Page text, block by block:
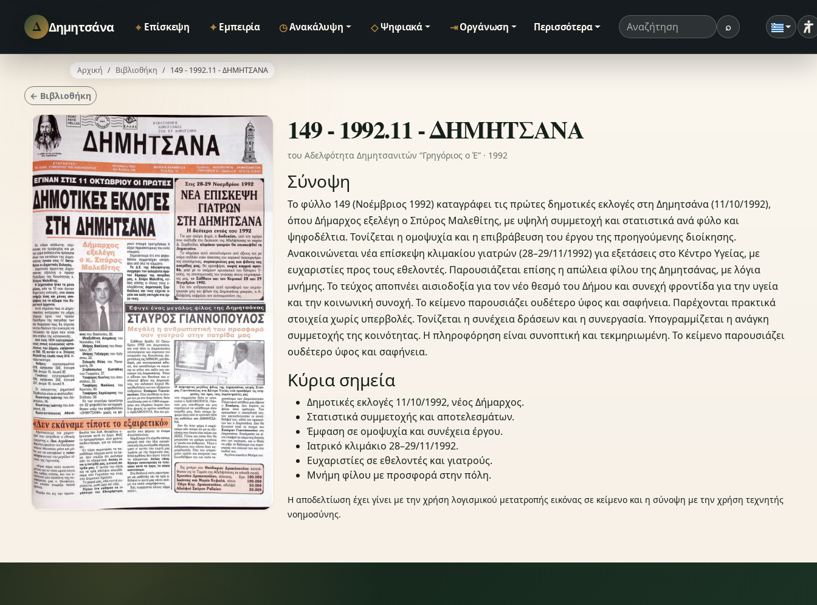
Δ Δημητσάνα ⌖ Επίσκεψη ✦ Εμπειρία ◷Ανακάλυψη ◇ Ψηφιακά ⇥ Οργάνωση Περισσότερα Όρος αναζήτησης ⌕Αναζήτηση
Αρχική Βιβλιοθήκη 149 - 1992.11 - ΔΗΜΗΤΣΑΝΑ
← Βιβλιοθήκη
149 - 1992.11 - ΔΗΜΗΤΣΑΝΑ
του Αδελφότητα Δημητσανιτών “Γρηγόριος ο Έ” · 1992
Σύνοψη
Το φύλλο 149 (Νοέμβριος 1992) καταγράφει τις πρώτες δημοτικές εκλογές στη Δημητσάνα (11/10/1992),
όπου Δήμαρχος εξελέγη ο Σπύρος Μαλεθίτης, με υψηλή συμμετοχή και στατιστικά ανά φύλο και
ψηφοδέλτια. Τονίζεται η ομοψυχία και η επιβράβευση του έργου της προηγούμενης διοίκησης.
Ανακοινώνεται νέα επίσκεψη κλιμακίου γιατρών (28–29/11/1992) για εξετάσεις στο Κέντρο Υγείας, με
ευχαριστίες προς τους εθελοντές. Παρουσιάζεται επίσης η απώλεια φίλου της Δημητσάνας, με λόγια
μνήμης. Το τεύχος αποπνέει αισιοδοξία για τον νέο θεσμό του Δήμου και συνεχή φροντίδα για την υγεία
και την κοινωνική συνοχή. Το κείμενο παρουσιάζει ουδέτερο ύφος και σαφήνεια. Παρέχονται πρακτικά
στοιχεία χωρίς υπερβολές. Τονίζεται η συνέχεια δράσεων και η συνεργασία. Υπογραμμίζεται η ανάγκη
συμμετοχής της κοινότητας. Η πληροφόρηση είναι συνοπτική και τεκμηριωμένη. Το κείμενο παρουσιάζει
ουδέτερο ύφος και σαφήνεια.
Κύρια σημεία
Δημοτικές εκλογές 11/10/1992, νέος Δήμαρχος.
Στατιστικά συμμετοχής και αποτελεσμάτων.
Έμφαση σε ομοψυχία και συνέχεια έργου.
Ιατρικό κλιμάκιο 28–29/11/1992.
Ευχαριστίες σε εθελοντές και γιατρούς.
Μνήμη φίλου με προσφορά στην πόλη.
Η αποδελτίωση έχει γίνει με την χρήση λογισμικού μετατροπής εικόνας σε κείμενο και η σύνοψη με την χρήση τεχνητής
νοημοσύνης.